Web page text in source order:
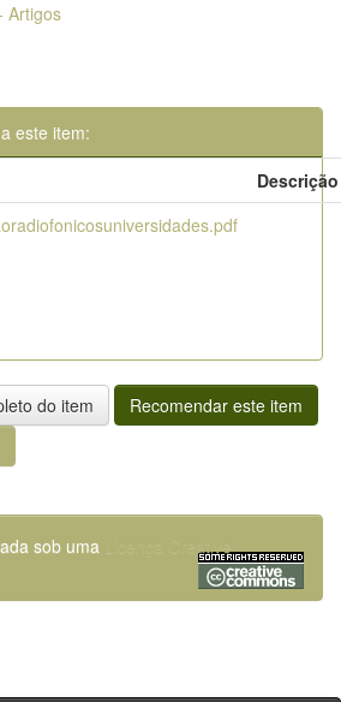
Artigos
este item:
Descrição
do item
Recomendar este item
sob uma
Licença Creative